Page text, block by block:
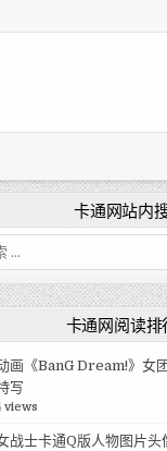
卡通网站内
卡通网阅读排
画《BanG Dream!》女
写
views
战士卡通Q版人物图片头